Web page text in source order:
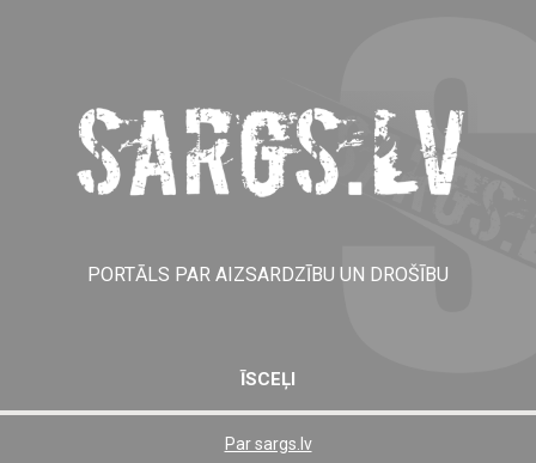
PORTĀLS PAR AIZSARDZĪBU UN DROŠĪBU
ĪSCEĻI
Par sargs.lv